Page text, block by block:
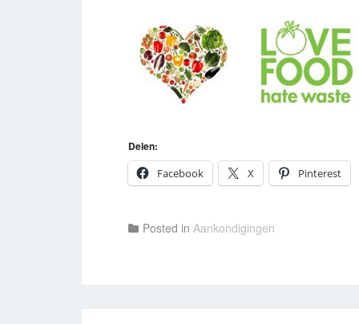
Delen:
Facebook
X Pinterest
Posted inAankondigingen